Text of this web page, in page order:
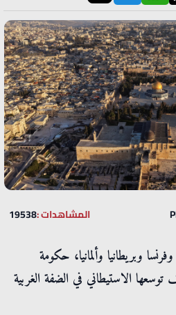
المشاهدات :19538
وفرنسا وبريطانيا وألمانيا، حكومة
توسعها الاستيطاني في الضفة الغربية